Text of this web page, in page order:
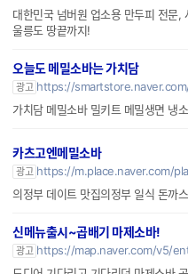
대한민국 넘버원 업소용 만두피 전문,
울릉도 땅끝까지!
오늘도 메밀소바는 가치담
광고 https://
가치담 메밀소바 밀키트 메밀생면 냉
카츠고엔메밀소바
광고 https://m.place.naver.com/
의정부 데이트 맛집의정부 일식 돈까스
신메뉴출시~곱배기 마제소바!
광고 https://map.naver.com/v5/